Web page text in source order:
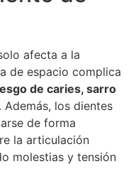
afecta a la
de espacio complica
de caries, sarro
. Además, los dientes
de forma
la articulación
molestias y tensión